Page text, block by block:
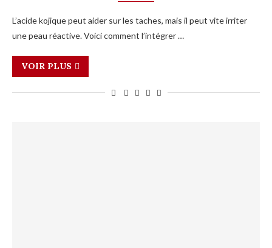
L’acide kojique peut aider sur les taches, mais il peut vite irriter
une peau réactive. Voici comment l’intégrer …
VOIR PLUS